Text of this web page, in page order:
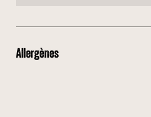
Allergènes